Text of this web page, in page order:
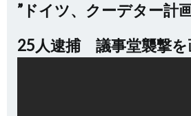
”ドイツ、クーデター計
25人逮捕 議事堂襲撃を